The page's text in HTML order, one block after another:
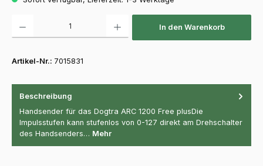
In den Warenkorb
Artikel-Nr.: 7015831
Beschreibung
Handsender für das Dogtra ARC 1200 Free plusDie
Impulsstufen kann stufenlos von 0-127 direkt am Drehschalter
des Handsenders… Mehr